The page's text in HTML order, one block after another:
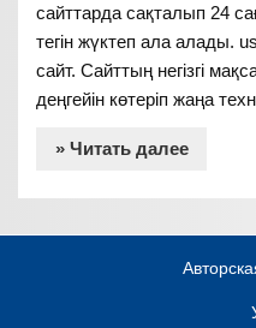
сайттарда сақталып 24
тегін жүктеп ала алады.
сайт. Сайттың негізгі
деңгейін көтеріп жаңа
» Читать далее